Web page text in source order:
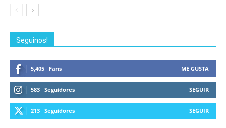
Seguinos!
5,405 Fans ME GUSTA
583 Seguidores SEGUIR
213 Seguidores SEGUIR